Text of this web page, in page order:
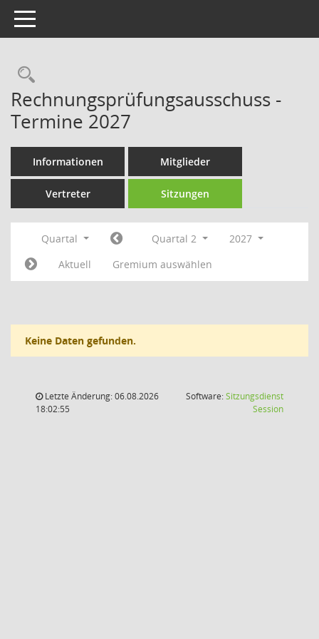
Toggle navigation
Rechercheauswahl
Rechnungsprüfungsausschuss -
Termine 2027
Informationen Mitglieder
Vertreter Sitzungen
Quartal Quartal 2
2027
Aktuell
Gremium auswählen
Keine Daten gefunden.
Letzte Änderung: 06.08.2026
18:02:55
Software:Sitzungsdienst
Session(Wird in